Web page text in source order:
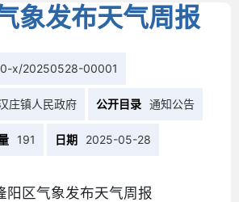
象发布天气周报
x/20250528-00001
庄镇人民政府 公开目录 通知公告
191 日期 2025-05-28
阳区气象发布天气周报